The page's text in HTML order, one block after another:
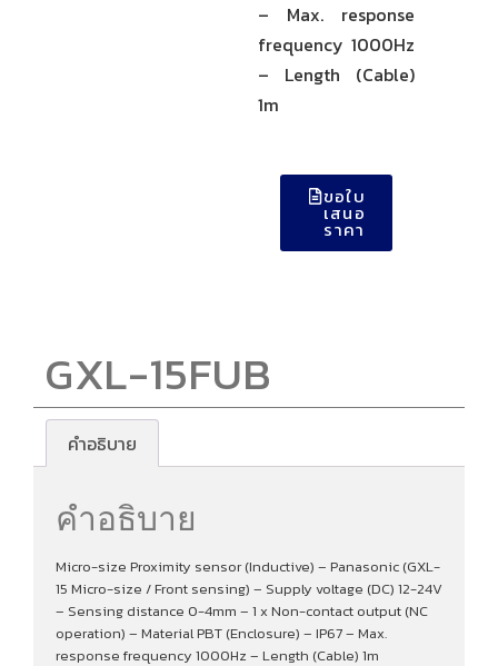
– Max. response
frequency 1000Hz
– Length (Cable)
1m
ขอใบ
เสนอ
ราคา
GXL-15FUB
คำอธิบาย
คำอธิบาย
Micro-size Proximity sensor (Inductive) – Panasonic (GXL-
15 Micro-size / Front sensing) – Supply voltage (DC) 12-24V
– Sensing distance 0-4mm – 1 x Non-contact output (NC
operation) – Material PBT (Enclosure) – IP67 – Max.
response frequency 1000Hz – Length (Cable) 1m